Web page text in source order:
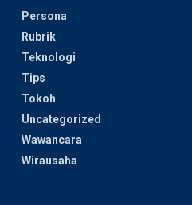
Persona
Rubrik
Teknologi
Tips
Tokoh
Uncategorized
Wawancara
Wirausaha